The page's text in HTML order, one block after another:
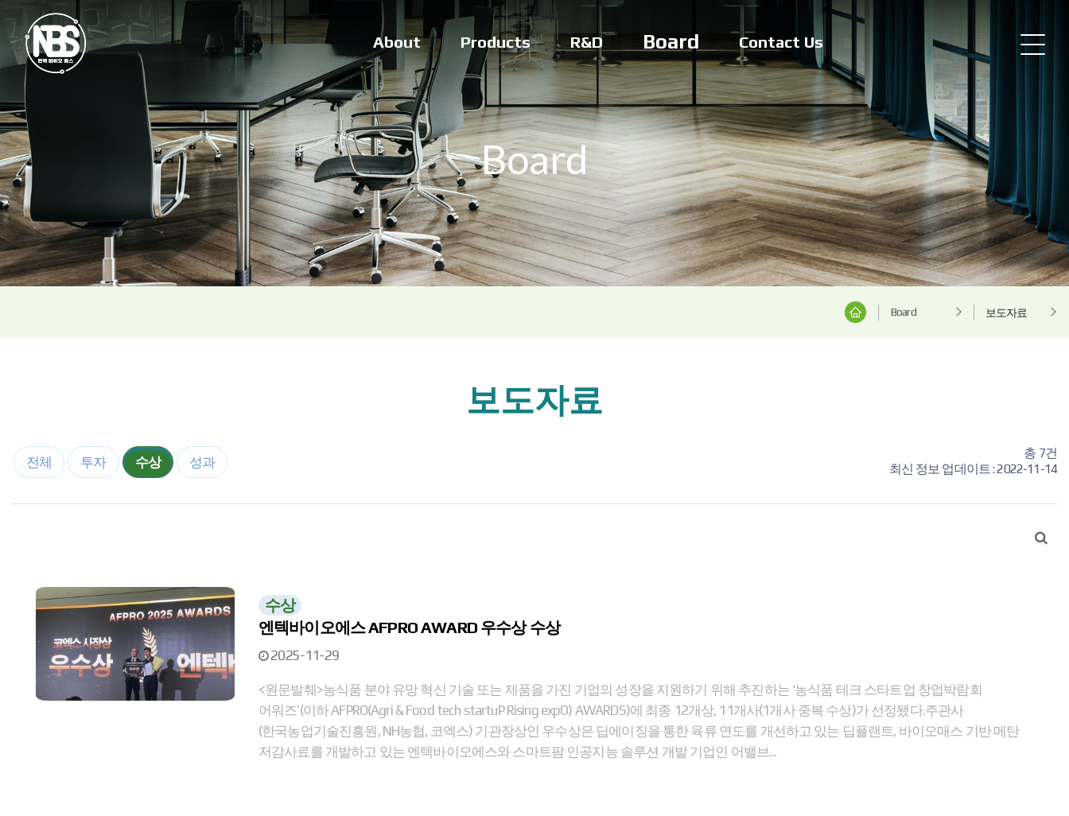
About Products R&D Board Contact Us
Board
Board 보도자료
보도자료
전체 투자 수상 성과
총 7건
최신 정보 업데이트 : 2022-11-14
수상
엔텍바이오에스 AFPRO AWARD 우수상 수상
2025-11-29
<원문발췌>농식품 분야 유망 혁신 기술 또는 제품을 가진 기업의 성장을 지원하기 위해 추진하는 ‘농식품 테크 스타트업 창업박람회
어워즈’(이하 AFPRO(Agri & Food tech startuP Rising expO) AWARDS)에 최종 12개상, 11개사(1개사 중복 수상)가 선정됐다.주관사
(한국농업기술진흥원, NH농협, 코엑스) 기관장상인 우수상은 딥에이징을 통한 육류 연도를 개선하고 있는 딥플랜트, 바이오매스 기반 메탄
저감사료를 개발하고 있는 엔텍바이오에스와 스마트팜 인공지능 솔루션 개발 기업인 어밸브...